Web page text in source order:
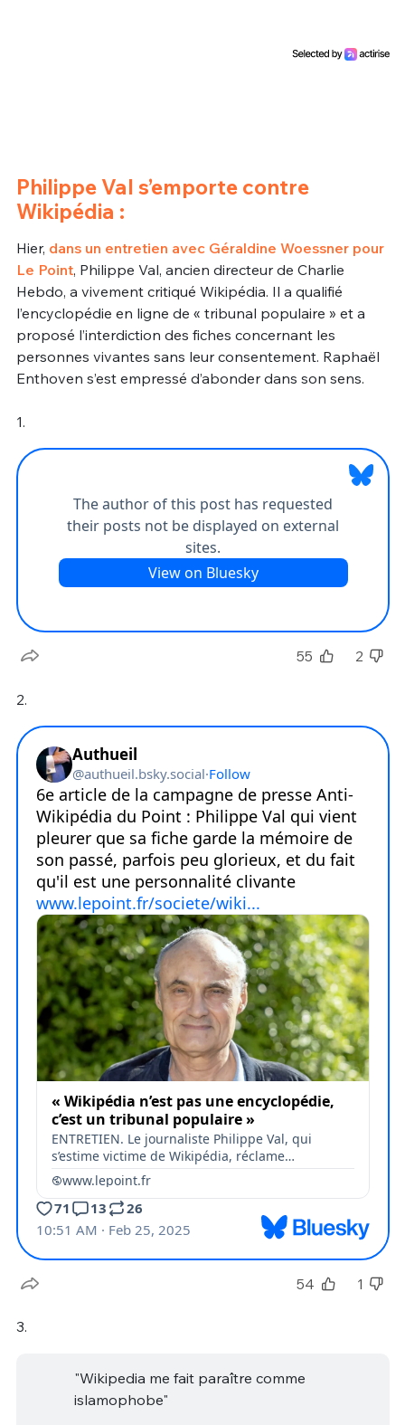
Philippe Val s’emporte contre
Wikipédia :
Hier, dans un entretien avec Géraldine Woessner pour
Le Point, Philippe Val, ancien directeur de Charlie
Hebdo, a vivement critiqué Wikipédia. Il a qualifié
l’encyclopédie en ligne de « tribunal populaire » et a
proposé l’interdiction des fiches concernant les
personnes vivantes sans leur consentement. Raphaël
Enthoven s’est empressé d’abonder dans son sens.
1.
55 2
2.
54 1
3.
"Wikipedia me fait paraître comme
islamophobe"